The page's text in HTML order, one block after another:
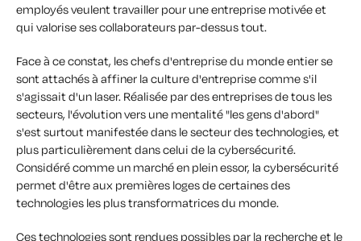
employés veulent travailler pour une entreprise motivée et
qui valorise ses collaborateurs par-dessus tout.
Face à ce constat, les chefs d'entreprise du monde entier se
sont attachés à affiner la culture d'entreprise comme s'il
s'agissait d'un laser. Réalisée par des entreprises de tous les
secteurs, l'évolution vers une mentalité "les gens d'abord"
s'est surtout manifestée dans le secteur des technologies, et
plus particulièrement dans celui de la cybersécurité.
Considéré comme un marché en plein essor, la cybersécurité
permet d'être aux premières loges de certaines des
technologies les plus transformatrices du monde.
Ces technologies sont rendues possibles par la recherche et le